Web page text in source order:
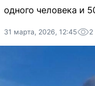
одного человека и
31 марта, 2026, 12:45 2